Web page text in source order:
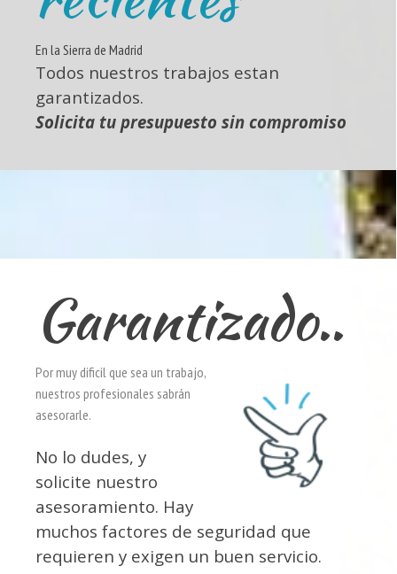
En la Sierra de Madrid
Todos nuestros trabajos estan
garantizados.
Solicita tu presupuesto sin compromiso
Garantizado..
Por muy dificil que sea un trabajo,
nuestros profesionales sabrán
asesorarle.
No lo dudes, y
solicite nuestro
asesoramiento. Hay
muchos factores de seguridad que
requieren y exigen un buen servicio.